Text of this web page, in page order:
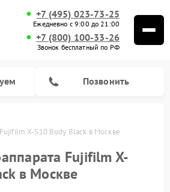
+7 (495) 023-73-25
Ежедневно с 9:00 до 21:00
+7 (800) 100-33-26
Звонок бесплатный по РФ
Позвонить
X-S10 Body Black в Москве
Fujifilm X-
в Москве